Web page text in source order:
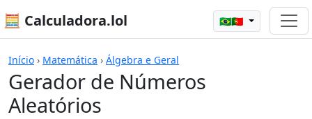
🧮 Calculadora.lol 🇧🇷🇵🇹
Início › Matemática › Álgebra e Geral
Gerador de Números
Aleatórios
Calculadoras